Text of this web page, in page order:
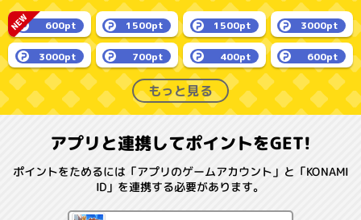
600pt 1500pt 1500pt 3000pt
3000pt 700pt 400pt 600pt
もっと見る
アプリと連携してポイントをGET!
ポイントをためるには「アプリのゲームアカウント」と「KONAMI
ID」を連携する必要があります。